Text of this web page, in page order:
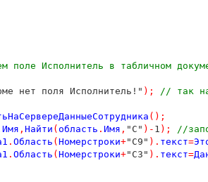
поле Исполнитель в табличном
нет поля Исполнитель!" );
// так
();
Имя , Найти (область . Имя , "C" )- 1 );
//
. Область (Номерстроки+"C9" ). текст=
. Область (Номерстроки+"C3" ). текст=